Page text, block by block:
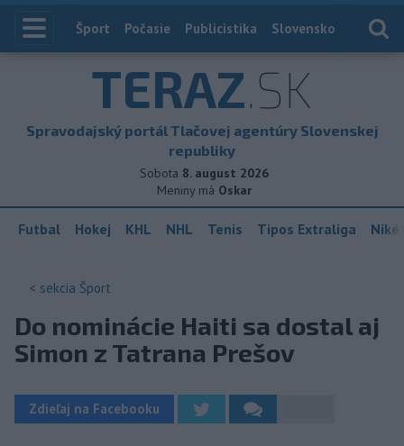
Index
Šport Počasie Publicistika Slovensko
TERAZ.SK
Spravodajský portál Tlačovej agentúry Slovenskej
republiky
Sobota 8. august 2026
Meniny má Oskar
Futbal Hokej KHL NHL Tenis Tipos Extraliga
< sekcia Šport
Do nominácie Haiti sa dostal aj
Simon z Tatrana Prešov
Zdieľaj na Facebooku